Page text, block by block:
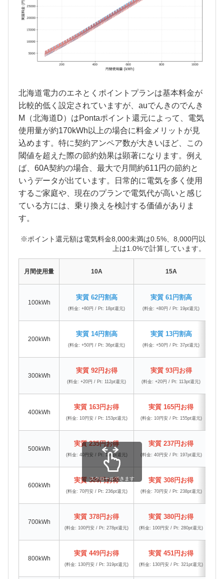
北海道電力のエネとくポイントプランは基本料金が
比較的低く設定されていますが、auでんきのでんき
M（北海道D）はPontaポイント還元によって、電気
使用量が約170kWh以上の場合に料金メリットが見
込めます。特に契約アンペア数が大きいほど、この
閾値を超えた際の節約効果は顕著になります。例え
ば、60A契約の場合、最大で月間約611円の節約と
いうデータが出ています。日常的に電気を多く使用
するご家庭や、現在のプランで電気代が高いと感じ
ている方には、乗り換えを検討する価値がありま
す。
※ポイント還元額は電気料金8,000未満は0.5%、8,000円以
上は1.0%で計算しています。
月間使用量 10A 15A
100kWh
実質 62円割高
(料金: +80円 / Pt: 18pt還元)
実質 61円割高
(料金: +80円 / Pt: 19pt還元)
200kWh
実質 14円割高
(料金: +50円 / Pt: 36pt還元)
実質 13円割高
(料金: +50円 / Pt: 37pt還元)
300kWh
実質 92円お得
(料金: +20円 / Pt: 112pt還元)
実質 93円お得
(料金: +20円 / Pt: 113pt還元)
400kWh
実質 163円お得
(料金: 10円安 / Pt: 153pt還元)
実質 165円お得
(料金: 10円安 / Pt: 155pt還元)
500kWh
実質 235円お得
(料金: 40円安 / Pt: 195pt還元)
実質 237円お得
(料金: 40円安 / Pt: 197pt還元)
600kWh
実質 306円お得
(料金: 70円安 / Pt: 236pt還元)
実質 308円お得
(料金: 70円安 / Pt: 238pt還元)
700kWh
実質 378円お得
(料金: 100円安 / Pt: 278pt還元)
実質 380円お得
(料金: 100円安 / Pt: 280pt還元)
800kWh
実質 449円お得
(料金: 130円安 / Pt: 319pt還元)
実質 451円お得
(料金: 130円安 / Pt: 321pt還元)
スクロールできます